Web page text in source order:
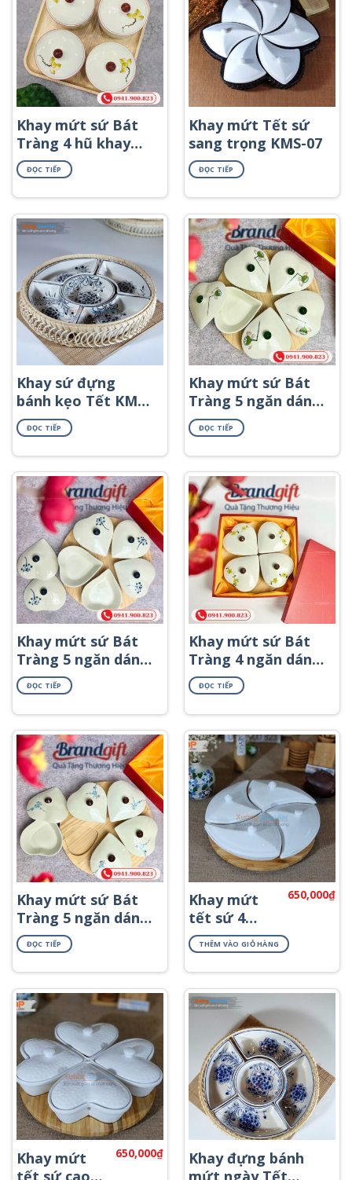
Khay mứt sứ Bát
Tràng 4 hũ khay
gỗ họa tiết hoa
sen vàng KMS-26
ĐỌC TIẾP
Khay mứt Tết sứ
sang trọng KMS-07
ĐỌC TIẾP
Khay sứ đựng
bánh kẹo Tết KMS-
16ĐỌC TIẾP
Khay mứt sứ Bát
Tràng 5 ngăn dáng
trái tim khay gỗ
họa tiết búp sen
xanh KMS-56
ĐỌC TIẾP
Khay mứt sứ Bát
Tràng 5 ngăn dáng
trái tim khay gỗ
họa tiết hoa sen
đen KMS-66
ĐỌC TIẾP
Khay mứt sứ Bát
Tràng 4 ngăn dáng
trái tim khay gỗ
họa tiết hoa mai
vàng KMS-58
ĐỌC TIẾP
Khay mứt sứ Bát
Tràng 5 ngăn dáng
trái tim khay gỗ
họa tiết hoa đào
xanh KMS-55
ĐỌC TIẾP
Khay mứt
tết sứ 4
ngăn đẹp
KMS-02
650,000₫
THÊM VÀO GIỎ HÀNG
Khay mứt
tết sứ cao
650,000₫
Khay đựng bánh
mứt ngày Tết